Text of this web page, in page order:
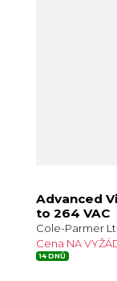
Advanced
to 264 VAC
Cole-Parmer
Cena NA
14 DNŮ